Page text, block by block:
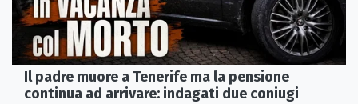
Il padre muore a Tenerife ma la pensione
continua ad arrivare: indagati due coniugi